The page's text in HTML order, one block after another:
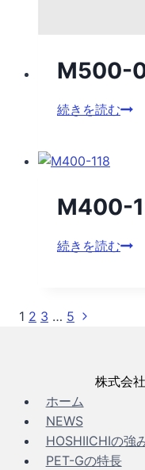
M500-
続きを読む
M400-
続きを読む
ペ
ナ
ビ
1 2 3 … 5 次
ジ
株式会
ホーム
NEWS
HOSHIICHIの強
PET-Gの特長